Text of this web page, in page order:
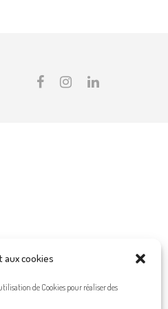
aux cookies
de Cookies pour réaliser des